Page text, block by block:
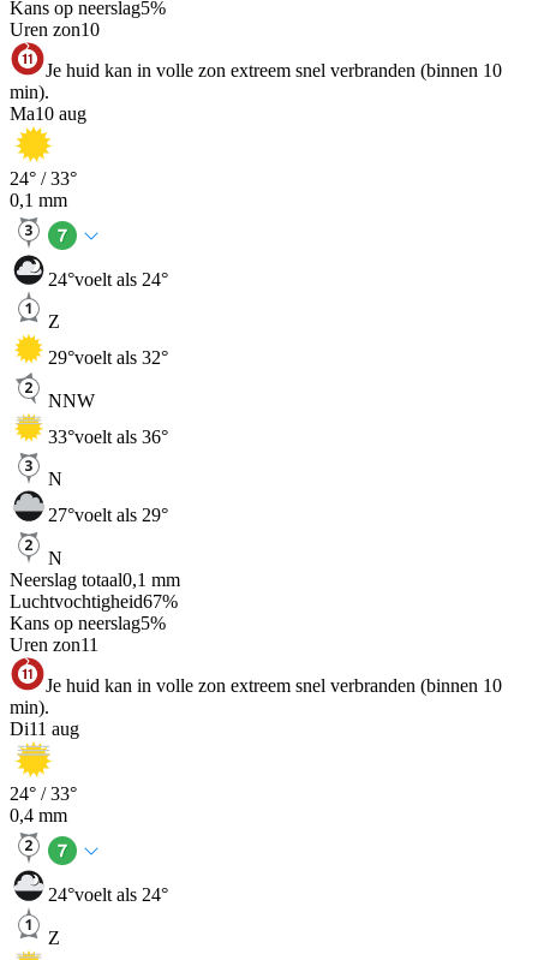
Kans op neerslag5%
Uren zon10
Je huid kan in volle zon extreem snel verbranden (binnen 10
min).
Ma10 aug
24° /33°
0,1 mm
24°voelt als 24°
Z
29°voelt als 32°
NNW
33°voelt als 36°
N
27°voelt als 29°
N
Neerslag totaal0,1 mm
Luchtvochtigheid67%
Kans op neerslag5%
Uren zon11
Je huid kan in volle zon extreem snel verbranden (binnen 10
min).
Di11 aug
24° /33°
0,4 mm
24°voelt als 24°
Z